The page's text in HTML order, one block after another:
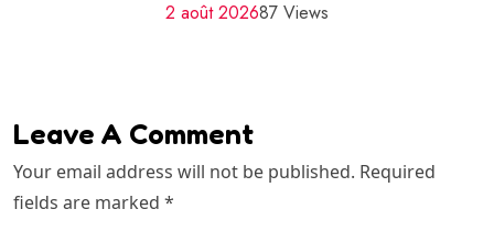
2 août 202687 Views
Leave A Comment
Your email address will not be published. Required
fields are marked *